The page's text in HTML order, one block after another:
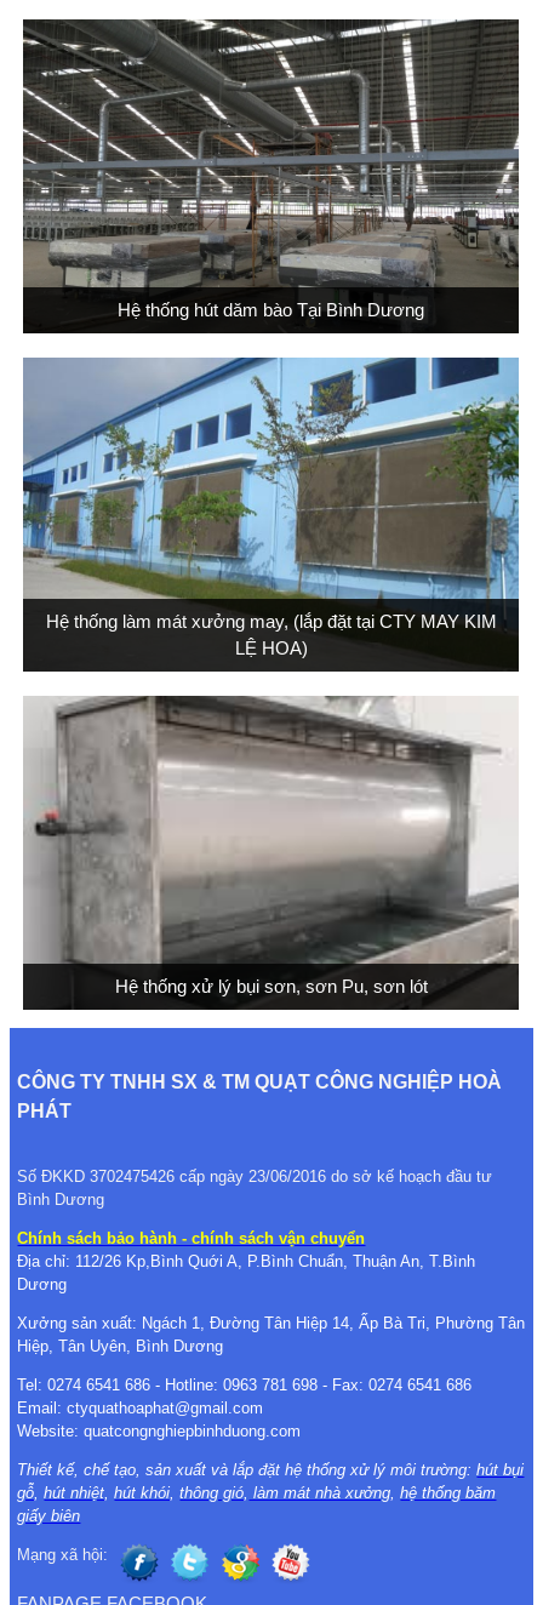
Hệ thống hút dăm bào Tại Bình Dương
Hệ thống làm mát xưởng may, (lắp đặt tại CTY MAY KIM
LỆ HOA)
Hệ thống xử lý bụi sơn, sơn Pu, sơn lót
CÔNG TY TNHH SX & TM QUẠT CÔNG NGHIỆP HOÀ
PHÁT
Số ĐKKD 3702475426 cấp ngày 23/06/2016 do sở kế hoạch đầu tư
Bình Dương
Chính sách bảo hành - chính sách vận chuyển
Địa chỉ: 112/26 Kp,Bình Quới A, P.Bình Chuẩn, Thuận An, T.Bình
Dương
Xưởng sản xuất: Ngách 1, Đường Tân Hiệp 14, Ấp Bà Tri, Phường Tân
Hiệp, Tân Uyên, Bình Dương
Tel: 0274 6541 686 - Hotline: 0963 781 698 - Fax: 0274 6541 686
Email: ctyquathoaphat@gmail.com
Website: quatcongnghiepbinhduong.com
Thiết kế, chế tạo, sản xuất và lắp đặt hệ thống xử lý môi trường:hút bụi
gỗ,hút nhiệt,hút khói,thông gió, làm mát nhà xưởng,hệ thống băm
giấy biên
Mạng xã hội: